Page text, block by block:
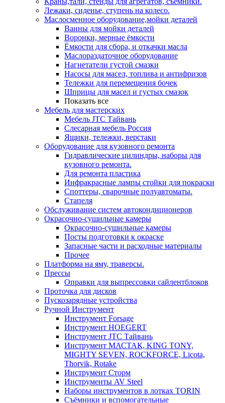
Лежаки, сиденье, ступень на колесо.
Маслосменное оборудование,мойки деталей
Ванны для мойки деталей
Воронки, мерные ёмкости
Ёмкости для сбора, и откачки масла
Маслораздаточное оборудование
Нагнетатели густой смазки
Насосы для масел, топлива и антифризов
Тележки для перемещения бочек
Шприцы для масел и густых смазок
Показать все
Мебель для мастерских
Мебель JTC Тайвань
Слесарная мебель Россия
Ящики, тележки, верстаки
Оборудование для кузовного ремонта
Гидравлические цилиндры, наборы для
кузовного ремонта.
Для ремонта пластика
Инфракрасные лампы стойки для покраски
Споттеры, сварочные полуавтоматы.
Стапеля
Обслуживание систем автокондиционеров
Окрасочно-сушильные камеры
Окрасочно-сушильные камеры
Посты подготовки к окраске
Запасные части и расходные материалы
Прочее
Платформа на яму, траверсы.
Прессы
Оправки для выпрессовки сайлентблоков
Проточка для дисков
Пускозарядные устройства
Ручной Инструмент
Инструмент Forsage
Инструмент HOEGERT
Инструмент JTC Тайвань
Инструмент МАСТАК, KING TONY,
MIGHTY SEVEN, ROCKFORCE, Licota,
Thorvik, Rotake
Инструмент Сторм
Инструменты AV Steel
Наборы инструментов в лотках TORIN
Съёмники и вспомогательные